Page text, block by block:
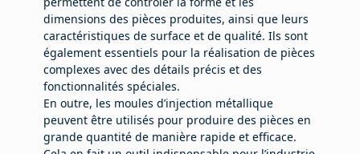
dimensions des pièces produites, ainsi que leurs
caractéristiques de surface et de qualité. Ils sont
également essentiels pour la réalisation de pièces
complexes avec des détails précis et des
fonctionnalités spéciales.
En outre, les moules d’injection métallique
peuvent être utilisés pour produire des pièces en
grande quantité de manière rapide et efficace.